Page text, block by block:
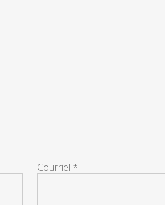
Courriel *